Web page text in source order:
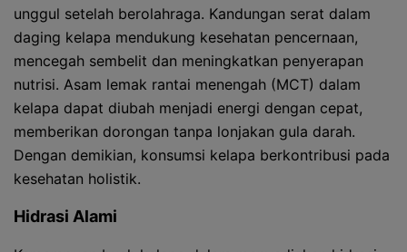
unggul setelah berolahraga. Kandungan serat dalam
daging kelapa mendukung kesehatan pencernaan,
mencegah sembelit dan meningkatkan penyerapan
nutrisi. Asam lemak rantai menengah (MCT) dalam
kelapa dapat diubah menjadi energi dengan cepat,
memberikan dorongan tanpa lonjakan gula darah.
Dengan demikian, konsumsi kelapa berkontribusi pada
kesehatan holistik.
Hidrasi Alami